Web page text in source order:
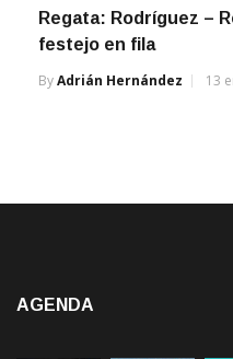
festejo en fila
ByAdrián Hernández